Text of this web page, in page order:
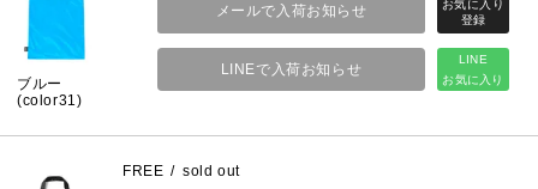
ブルー
(color31)
LINE
お気に入り
メールで入荷お知らせ
LINEで入荷お知らせ
FREE sold out